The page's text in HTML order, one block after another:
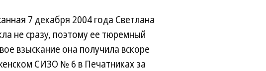
7 декабря 2004 года Светлана
не сразу, поэтому ее тюремный
взыскание она получила вскоре
СИЗО № 6 в Печатниках за